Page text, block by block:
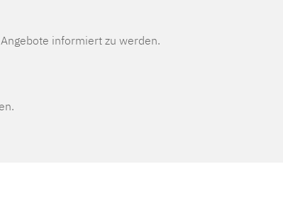
informiert zu werden.